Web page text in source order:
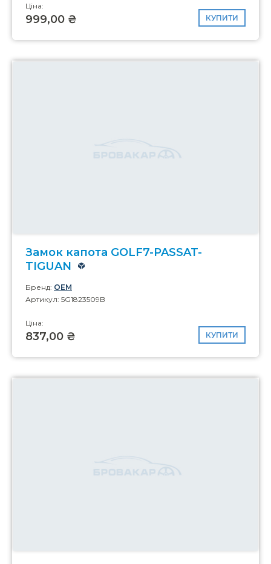
Ціна:
999,00 ₴ КУПИТИ
Замок капота GOLF7-PASSAT-
TIGUAN
Бренд: OEM
Артикул: 5G1823509B
Ціна:
837,00 ₴ КУПИТИ